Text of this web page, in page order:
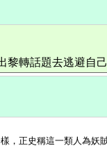
轉話題去逃避自
，正史稱這一類人為妖